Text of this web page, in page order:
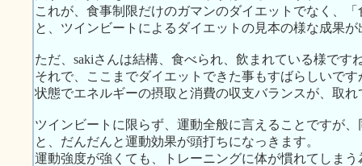
これが、食事制限だけのガマンのダイエットでなく、
と、ツインビートによるダイエットの見本の様な成果
ただ、sakiさんは結構、食べられ、飲まれている様です
それで、ここまでダイエットできた事もすばらしいで
状態でエネルギーの摂取と消費の収支バランスが、取
ツインビートに限らず、運動全般に言えることですが
と、だんだんと運動効果が頭打ちになっきます。
運動強度が強くても、トレーニングに体が慣れてしまう